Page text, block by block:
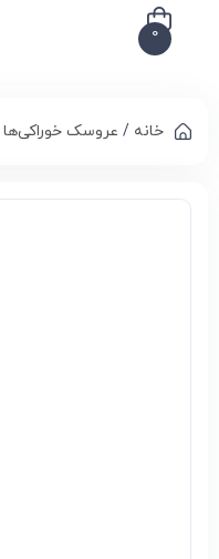
0
خانه / عروسک خوراکی‌‌ها